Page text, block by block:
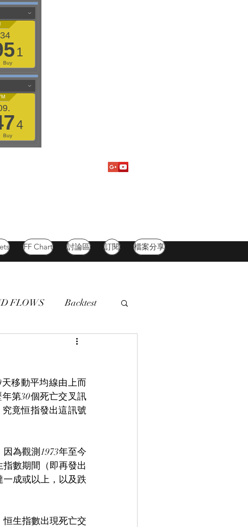
FF Chart 討論區 訂閱 檔案分享
FLOWS Backtest
Oil
移動平均線由上而
第30個死亡交叉訊
竟恒指發出這訊號
為觀測1973年至今
數期間（即再發出
成或以上，以及跌
生指數出現死亡交